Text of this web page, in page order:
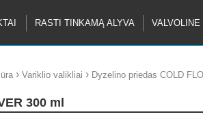
RASTI TINKAMĄ ALYVA VALVOLINE
› Variklio valikliai › Dyzelino priedas COLD
300 ml